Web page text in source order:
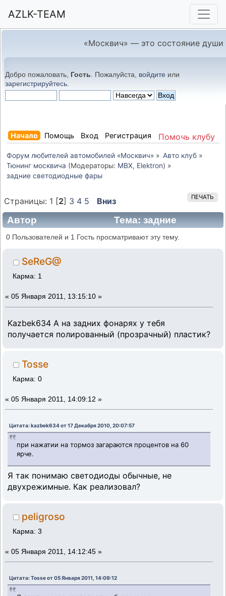
AZLK-TEAM
«Москвич» — это состояние души
Добро пожаловать, Гость . Пожалуйста, войдите или
зарегистрируйтесь
Помочь клубу
Начало Помощь Вход Регистрация
Форум любителей автомобилей «Москвич» » Авто клуб»
Тюнинг москвича (Модераторы: MBX, Elektron) »
задние светодиодные фары
ПЕЧАТЬ
Страницы: 1 [2] 3 4 5 Вниз
Автор
Тема: задние
светодиодные фары (Прочитано 20904
раз)
0 Пользователей и 1 Гость просматривают эту тему.
SeReG@
Карма: 1
« 05 Января 2011, 13:15:10 »
Kazbek634 А на задних фонарях у тебя
получается полированный (прозрачный) пластик?
Tosse
Карма: 0
« 05 Января 2011, 14:09:12 »
Цитата: kazbek634 от 17 Декабря 2010, 20:07:57
при нажатии на тормоз загараются процентов на 60
ярче.
Я так понимаю светодиоды обычные, не
двухрежимные. Как реализовал?
peligroso
Карма: 3
« 05 Января 2011, 14:12:45 »
Цитата: Tosse от 05 Января 2011, 14:09:12